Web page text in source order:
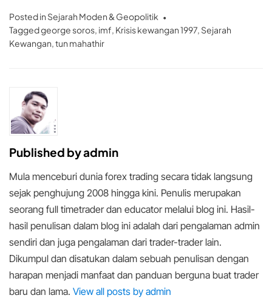
Posted in Sejarah Moden & Geopolitik
Taggedgeorge soros, imf, Krisis kewangan 1997, Sejarah
Kewangan,tun mahathir
Published byadmin
Mula menceburi dunia forex trading secara tidak langsung
sejak penghujung 2008 hingga kini. Penulis merupakan
seorang full timetrader dan educator melalui blog ini. Hasil-
hasil penulisan dalam blog ini adalah dari pengalaman admin
sendiri dan juga pengalaman dari trader-trader lain.
Dikumpul dan disatukan dalam sebuah penulisan dengan
harapan menjadi manfaat dan panduan berguna buat trader
baru dan lama. View all posts by admin